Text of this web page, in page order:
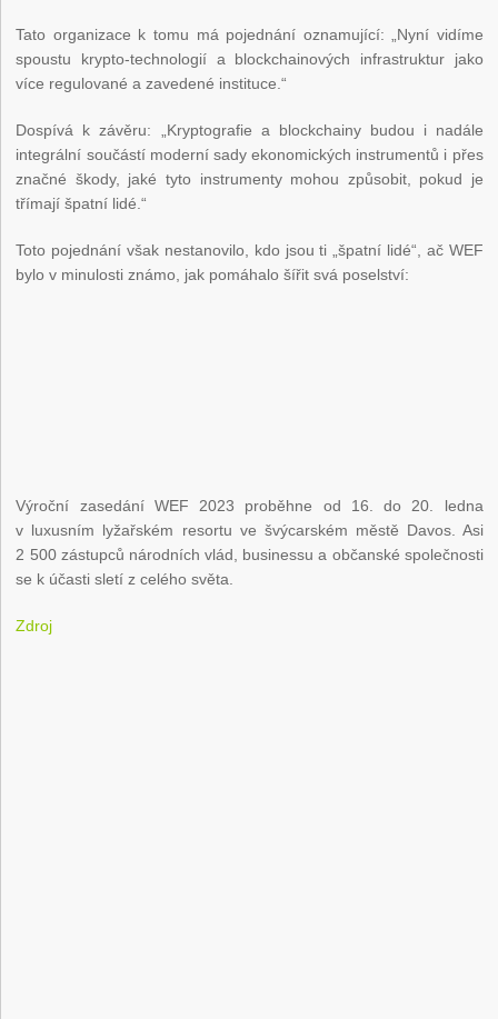
Tato organizace k tomu má pojednání oznamující: „Nyní vidíme
spoustu krypto-technologií a blockchainových infrastruktur jako
více regulované a zavedené instituce.“
Dospívá k závěru: „Kryptografie a blockchainy budou i nadále
integrální součástí moderní sady ekonomických instrumentů i přes
značné škody, jaké tyto instrumenty mohou způsobit, pokud je
třímají špatní lidé.“
Toto pojednání však nestanovilo, kdo jsou ti „špatní lidé“, ač WEF
bylo v minulosti známo, jak pomáhalo šířit svá poselství:
Výroční zasedání WEF 2023 proběhne od 16. do 20. ledna
v luxusním lyžařském resortu ve švýcarském městě Davos. Asi
2 500 zástupců národních vlád, businessu a občanské společnosti
se k účasti sletí z celého světa.
Zdroj